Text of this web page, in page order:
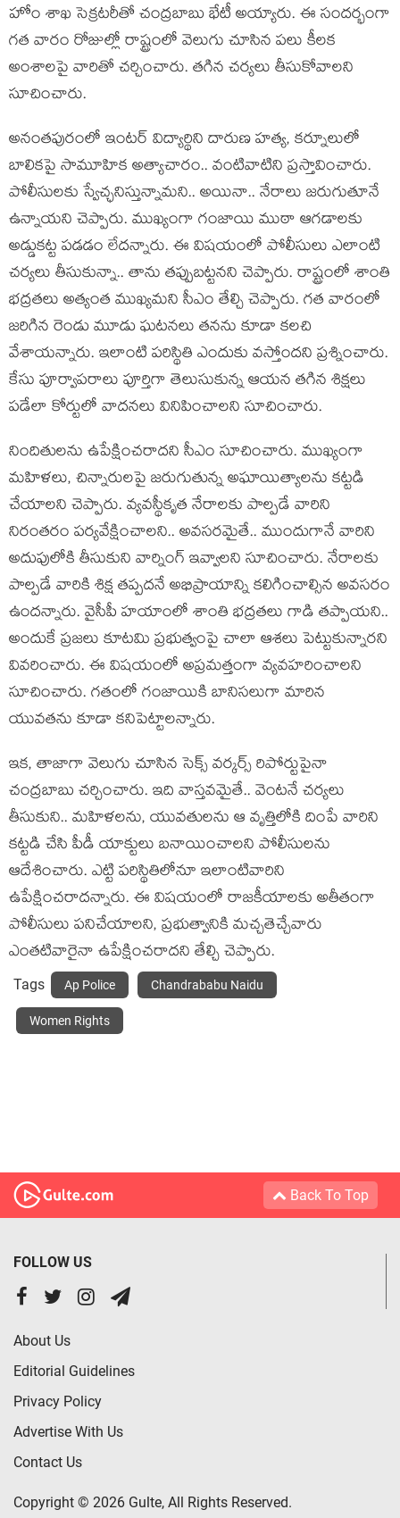
హోం శాఖ సెక్ర‌ట‌రీతో చంద్ర‌బాబు భేటీ అయ్యారు. ఈ సంద‌ర్భంగా
గ‌త వారం రోజుల్లో రాష్ట్రంలో వెలుగు చూసిన ప‌లు కీల‌క
అంశాల‌పై వారితో చ‌ర్చించారు. త‌గిన చ‌ర్య‌లు తీసుకోవాల‌ని
సూచించారు.
అనంత‌పురంలో ఇంట‌ర్ విద్యార్థిని దారుణ హ‌త్య‌, క‌ర్నూలులో
బాలిక‌పై సామూహిక అత్యాచారం.. వంటివాటిని ప్ర‌స్తావించారు.
పోలీసుల‌కు స్వేచ్ఛ‌నిస్తున్నామ‌ని.. అయినా.. నేరాలు జ‌రుగుతూనే
ఉన్నాయ‌ని చెప్పారు. ముఖ్యంగా గంజాయి ముఠా ఆగ‌డాల‌కు
అడ్డుక‌ట్ట ప‌డ‌డం లేద‌న్నారు. ఈ విష‌యంలో పోలీసులు ఎలాంటి
చ‌ర్య‌లు తీసుకున్నా.. తాను త‌ప్పుబ‌ట్ట‌న‌ని చెప్పారు. రాష్ట్రంలో శాంతి
భ‌ద్ర‌త‌లు అత్యంత ముఖ్య‌మని సీఎం తేల్చి చెప్పారు. గ‌త వారంలో
జ‌రిగిన రెండు మూడు ఘ‌ట‌న‌లు త‌న‌ను కూడా క‌ల‌చి
వేశాయ‌న్నారు. ఇలాంటి ప‌రిస్థితి ఎందుకు వ‌స్తోంద‌ని ప్ర‌శ్నించారు.
కేసు పూర్వాపరాలు పూర్తిగా తెలుసుకున్న ఆయ‌న త‌గిన శిక్ష‌లు
ప‌డేలా కోర్టులో వాద‌న‌లు వినిపించాల‌ని సూచించారు.
నిందితుల‌ను ఉపేక్షించ‌రాద‌ని సీఎం సూచించారు. ముఖ్యంగా
మ‌హిళ‌లు, చిన్నారుల‌పై జ‌రుగుతున్న అఘాయిత్యాల‌ను క‌ట్ట‌డి
చేయాల‌ని చెప్పారు. వ్య‌వ‌స్థీకృత నేరాల‌కు పాల్ప‌డే వారిని
నిరంత‌రం ప‌ర్యవేక్షించాల‌ని.. అవ‌స‌ర‌మైతే.. ముందుగానే వారిని
అదుపులోకి తీసుకుని వార్నింగ్ ఇవ్వాల‌ని సూచించారు. నేరాలకు
పాల్పడే వారికి శిక్ష తప్పదనే అభిప్రాయాన్ని కలిగించాల్సిన అవ‌స‌రం
ఉంద‌న్నారు. వైసీపీ హ‌యాంలో శాంతి భ‌ద్ర‌త‌లు గాడి త‌ప్పాయ‌ని..
అందుకే ప్ర‌జ‌లు కూట‌మి ప్ర‌భుత్వంపై చాలా ఆశలు పెట్టుకున్నార‌ని
వివ‌రించారు. ఈ విష‌యంలో అప్ర‌మ‌త్తంగా వ్య‌వ‌హ‌రించాల‌ని
సూచించారు. గ‌తంలో గంజాయికి బానిస‌లుగా మారిన
యువ‌త‌ను కూడా క‌నిపెట్టాల‌న్నారు.
ఇక‌, తాజాగా వెలుగు చూసిన సెక్స్ వ‌ర్క‌ర్స్ రిపోర్టుపైనా
చంద్ర‌బాబు చ‌ర్చించారు. ఇది వాస్త‌వ‌మైతే.. వెంట‌నే చ‌ర్య‌లు
తీసుకుని.. మ‌హిళ‌ల‌ను, యువ‌తుల‌ను ఆ వృత్తిలోకి దింపే వారిని
క‌ట్ట‌డి చేసి పీడీ యాక్టులు బ‌నాయించాల‌ని పోలీసుల‌ను
ఆదేశించారు. ఎట్టి ప‌రిస్థితిలోనూ ఇలాంటివారిని
ఉపేక్షించరాద‌న్నారు. ఈ విష‌యంలో రాజ‌కీయాల‌కు అతీతంగా
పోలీసులు ప‌నిచేయాల‌ని, ప్ర‌భుత్వానికి మ‌చ్చ‌తెచ్చేవారు
ఎంత‌టివారైనా ఉపేక్షించ‌రాద‌ని తేల్చి చెప్పారు.
Tags Ap Police Chandrababu Naidu
Women Rights
Back To Top
FOLLOW US
About Us
Editorial Guidelines
Privacy Policy
Advertise With Us
Contact Us
Copyright © 2026 Gulte, All Rights Reserved.